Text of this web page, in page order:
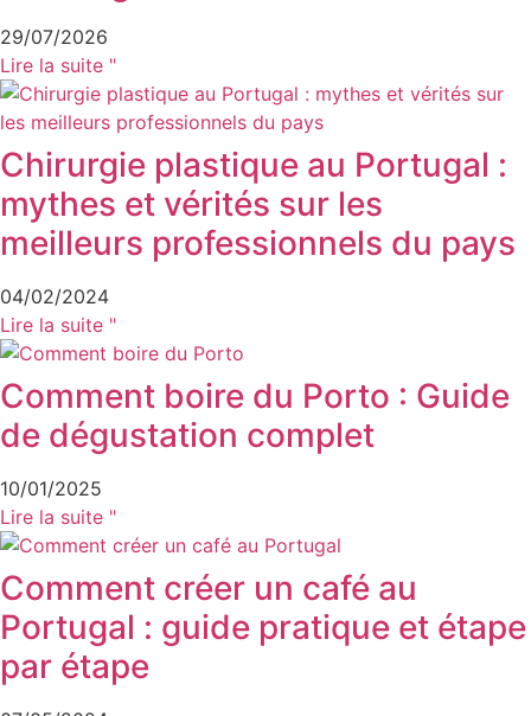
29/07/2026
Lire la suite "
Chirurgie plastique au Portugal :
mythes et vérités sur les
meilleurs professionnels du pays
04/02/2024
Lire la suite "
Comment boire du Porto : Guide
de dégustation complet
10/01/2025
Lire la suite "
Comment créer un café au
Portugal : guide pratique et étape
par étape